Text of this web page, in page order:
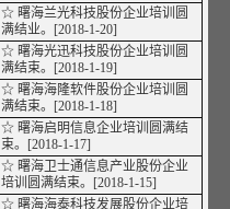
☆ 曙海兰光科技股份企业培训圆
满结业。[2018-1-20]
☆ 曙海光迅科技股份企业培训圆
满结束。[2018-1-19]
☆ 曙海海隆软件股份企业培训圆
满结束。[2018-1-18]
☆ 曙海启明信息企业培训圆满结
束。[2018-1-17]
☆ 曙海卫士通信息产业股份企业
培训圆满结束。[2018-1-15]
☆ 曙海海泰科技发展股份企业培